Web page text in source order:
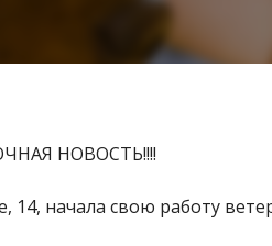
НОВОСТЬ!!!!
14, начала свою работу